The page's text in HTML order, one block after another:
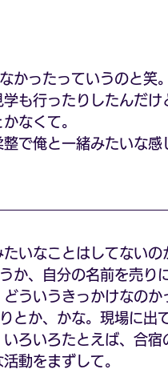
かったっていうのと笑
も行ったりしたんだ
なくて。
で俺と一緒みたいな感
いなことはしてないの
か、自分の名前を売り
ういうきっかけなのか
とか、かな。現場に出
ろいろたとえば、合
動をまずして。